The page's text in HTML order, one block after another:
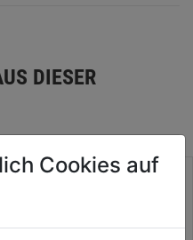
DIESER
Cookies auf